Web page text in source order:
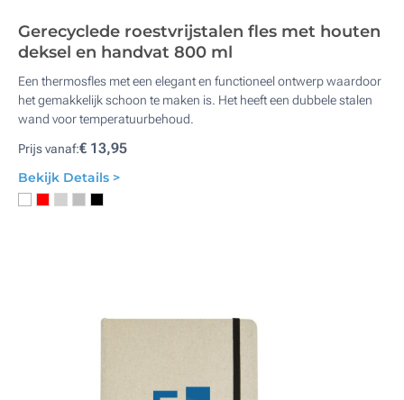
Gerecyclede roestvrijstalen fles met houten
deksel en handvat 800 ml
Een thermosfles met een elegant en functioneel ontwerp waardoor
het gemakkelijk schoon te maken is. Het heeft een dubbele stalen
wand voor temperatuurbehoud.
Prijs vanaf:€ 13,95
Bekijk Details >